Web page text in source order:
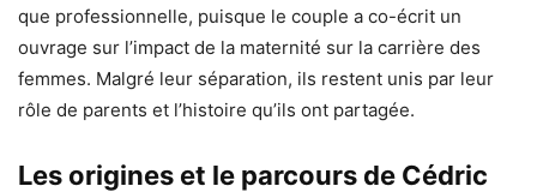
que professionnelle, puisque le couple a co-écrit un
ouvrage sur l’impact de la maternité sur la carrière des
femmes. Malgré leur séparation, ils restent unis par leur
rôle de parents et l’histoire qu’ils ont partagée.
Les origines et le parcours de Cédric